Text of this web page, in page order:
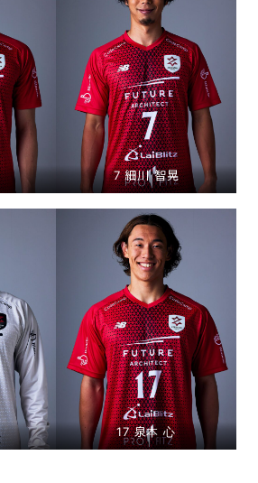
7 細川 智晃
17 泉本 心